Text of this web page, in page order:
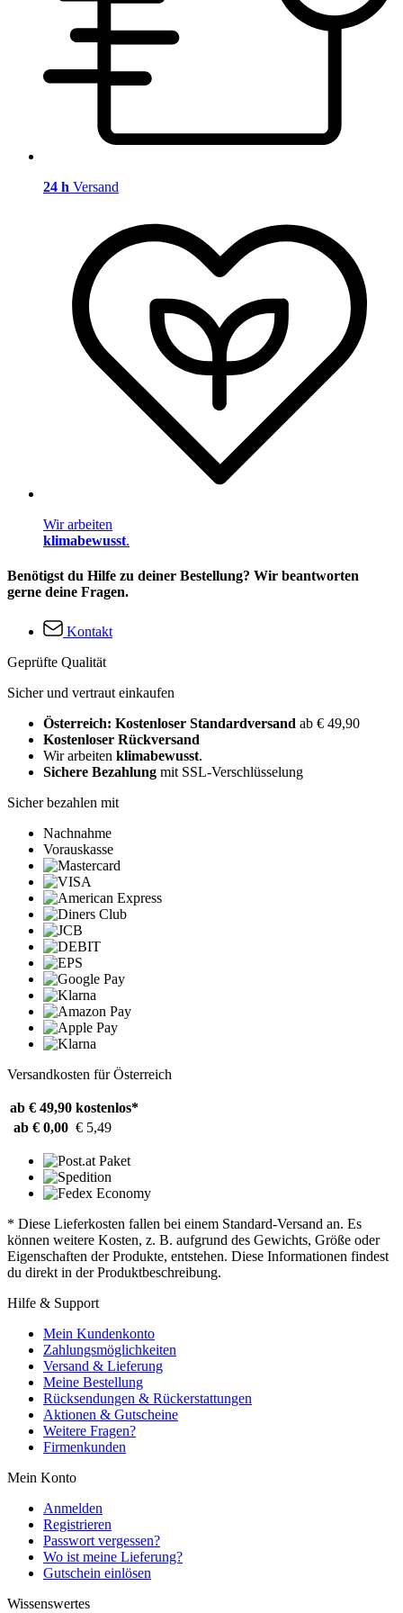
24 h Versand
Wir arbeiten
klimabewusst.
Benötigst du Hilfe zu deiner Bestellung? Wir beantworten
gerne deine Fragen.
Kontakt
Geprüfte Qualität
Sicher und vertraut einkaufen
Österreich: Kostenloser Standardversand ab € 49,90
Kostenloser Rückversand
Wir arbeiten klimabewusst.
Sichere Bezahlung mit SSL-Verschlüsselung
Sicher bezahlen mit
Nachnahme
Vorauskasse
Versandkosten für Österreich
ab € 49,90 kostenlos*
ab € 0,00 € 5,49
* Diese Lieferkosten fallen bei einem Standard-Versand an. Es
können weitere Kosten, z. B. aufgrund des Gewichts, Größe oder
Eigenschaften der Produkte, entstehen. Diese Informationen findest
du direkt in der Produktbeschreibung.
Hilfe & Support
Mein Kundenkonto
Zahlungsmöglichkeiten
Versand & Lieferung
Meine Bestellung
Rücksendungen & Rückerstattungen
Aktionen & Gutscheine
Weitere Fragen?
Firmenkunden
Mein Konto
Anmelden
Registrieren
Passwort vergessen?
Wo ist meine Lieferung?
Gutschein einlösen
Wissenswertes